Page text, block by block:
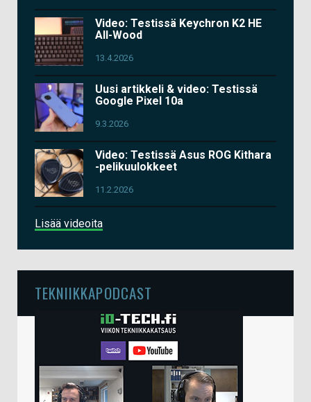
Video: Testissä Keychron K2 HE
All-Wood
13.4.2026
Uusi artikkeli & video: Testissä
Google Pixel 10a
9.3.2026
Video: Testissä Asus ROG Kithara
-pelikuulokkeet
11.2.2026
Lisää videoita
TEKNIIKKAPODCAST